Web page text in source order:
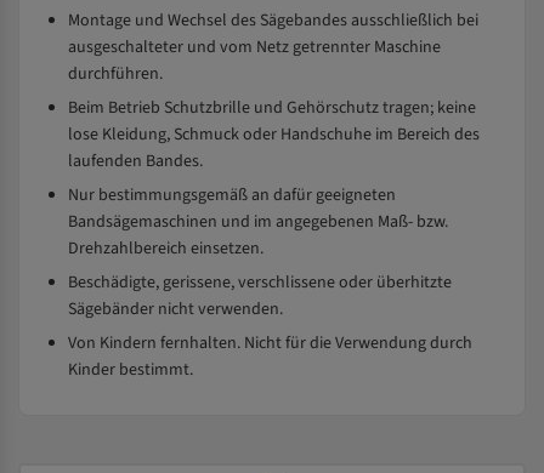
Montage und Wechsel des Sägebandes ausschließlich bei
ausgeschalteter und vom Netz getrennter Maschine
durchführen.
Beim Betrieb Schutzbrille und Gehörschutz tragen; keine
lose Kleidung, Schmuck oder Handschuhe im Bereich des
laufenden Bandes.
Nur bestimmungsgemäß an dafür geeigneten
Bandsägemaschinen und im angegebenen Maß- bzw.
Drehzahlbereich einsetzen.
Beschädigte, gerissene, verschlissene oder überhitzte
Sägebänder nicht verwenden.
Von Kindern fernhalten. Nicht für die Verwendung durch
Kinder bestimmt.